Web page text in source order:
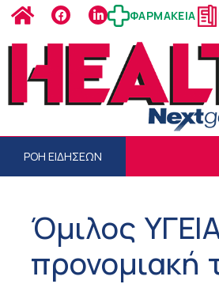
ΦΑΡΜΑΚΕΙΑ
ΡΟΗ ΕΙΔΗΣΕΩΝ
Όμιλος
προνομιακή